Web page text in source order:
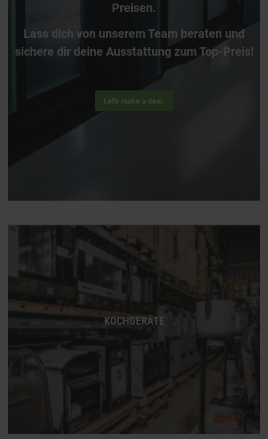
Preisen.
Lass dich von unserem Team beraten und
sichere dir deine Ausstattung zum Top-Preis!
Let's make a deal.
KOCHGERÄTE